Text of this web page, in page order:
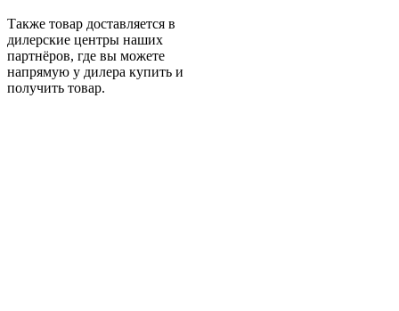
Также товар доставляется в
дилерские центры наших
партнёров, где вы можете
напрямую у дилера купить и
получить товар.